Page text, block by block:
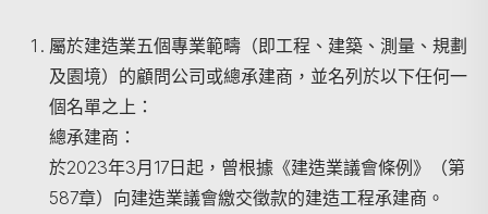
屬於建造業五個專業範疇（即工程、建築、測量、規劃
及園境）的顧問公司或總承建商，並名列於以下任何一
個名單之上：
總承建商：
於2023年3月17日起，曾根據《建造業議會條例》（第
587章）向建造業議會繳交徵款的建造工程承建商。